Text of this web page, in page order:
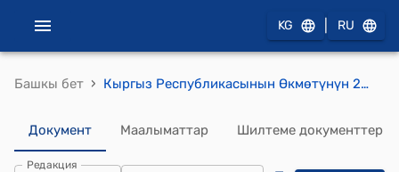
KG RU
Башкы бет › Кыргыз Республикасынын Өкмөтүнүн 2006-жылдын 1-августундагы №425 Буйругу
Документ Маалыматтар Шилтеме документтер
Редакция